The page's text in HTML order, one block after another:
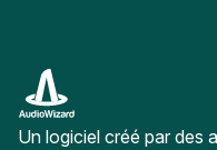
Un logiciel créé par des